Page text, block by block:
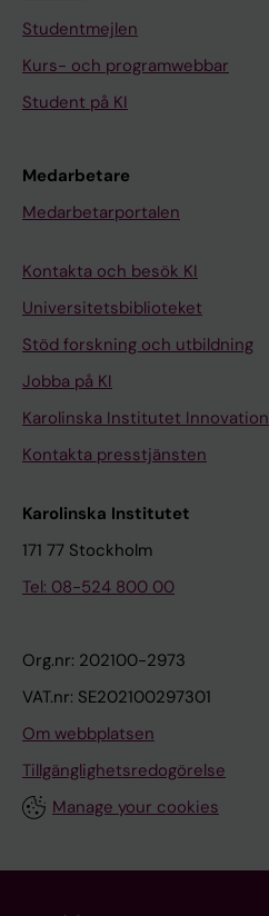
Studentmejlen
Kurs- och programwebbar
Student på KI
Medarbetare
Medarbetarportalen
Kontakta och besök KI
Universitetsbiblioteket
Stöd forskning och utbildning
Jobba på KI
Karolinska Institutet Innovation
Kontakta presstjänsten
Karolinska Institutet
171 77 Stockholm
Tel: 08-524 800 00
Org.nr: 202100-2973
VAT.nr: SE202100297301
Om webbplatsen
Tillgänglighetsredogörelse
Manage your cookies